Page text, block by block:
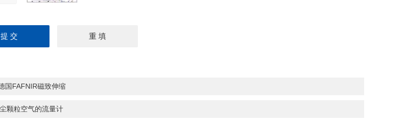
国FAFNIR磁致伸缩
颗粒空气的流量计